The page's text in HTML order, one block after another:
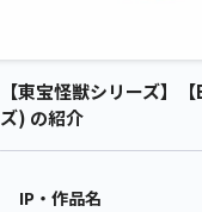
【東宝怪獣シリーズ】
ズ) の紹介
IP・作品名